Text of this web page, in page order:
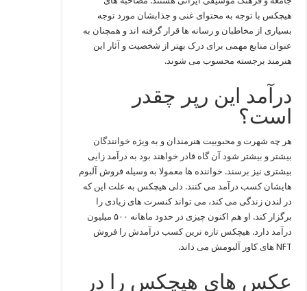
هیچکس با توجه به محتوای غنی و جذابشان مورد توجه
بسیاری از مخاطبان و رسانه‌ ها قرار گرفته‌ اند و همچنان به
عنوان منابع مهمی برای درک بهتر از شخصیت و آثار این
هنرمند برجسته محسوب می‌ شوند.
درآمد این رپر چقدر
است؟
هر چه شهرت و محبوبیت هنرمندان و به ویژه خوانندگان
بیشتر و بیشتر شود آن گاه قادر خواهند بود به درآمد زایی
بیشتری نیز برسند. خواننده ها معمولا به وسیله فروش آلبوم
هایشان کسب درآمد می کنند. دلی هیچکس به علت این که
در لندن زندگی می کند، می تواند کنسرت های زیادی را
برگزار کند. او هم اکنون چیزی در حدود ماهانه ۵۰۰ میلیون
درآمد دارد. هیچکس تازه ترین کسب درآمدش را فروش
NFT های کاور آلبومش می داند.
عکس های هیچکس را در